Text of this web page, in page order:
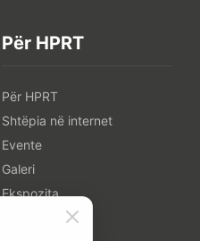
Për HPRT
Për HPRT
Shtëpia në internet
Evente
Galeri
Ekspozita